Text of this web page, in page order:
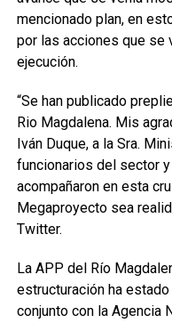
mencionado plan, en
por las acciones que se
ejecución.
“Se han publicado
Rio Magdalena. Mis
Iván Duque, a la Sra.
funcionarios del sector
acompañaron en esta
Megaproyecto sea
Twitter.
La APP del Río
estructuración ha
conjunto con la Agencia